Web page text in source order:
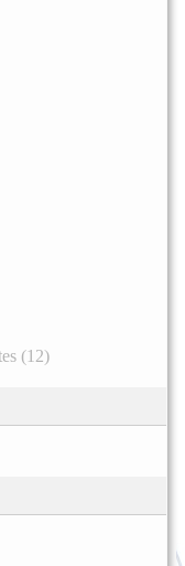
(12)